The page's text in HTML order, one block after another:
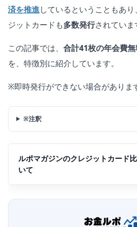
済を推進しているということもあ
ジットカードも多数発行されていま
この記事では、 合計41枚の年会費
を、特徴別に紹介しています。
※即時発行ができない場合がありま
※注釈
ルポマガジンのクレジットカード
いて
て皆様に信頼していただくために